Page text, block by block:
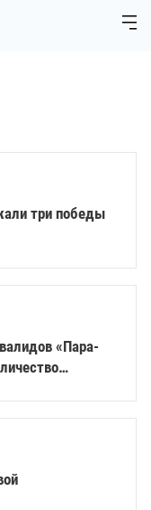
три победы
«Пара-